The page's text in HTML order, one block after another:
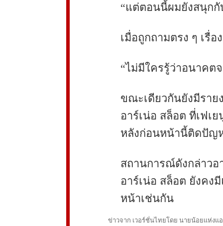
“แต่ตอนนี้ผมยังสนุกกั
เมื่อถูกถามตรง ๆ เรื่
“ไม่มีใครรู้ว่าอนาคต
ขณะเดียวกันยังมีราย
อาร์เน่อ สล็อต ที่เฟเ
หลังก่อนหน้านี้ติดปัญ
สถานการณ์ดังกล่าว
อาร์เน่อ สล็อต ยังคง
หน้าเช่นกัน
ข่าวจาก เวอร์ชั่นไทยโดย นายน้อยแห่งแ